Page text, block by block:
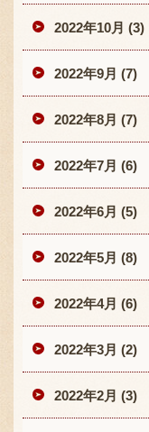
2022年10月 (3)
2022年9月 (7)
2022年8月 (7)
2022年7月 (6)
2022年6月 (5)
2022年5月 (8)
2022年4月 (6)
2022年3月 (2)
2022年2月 (3)